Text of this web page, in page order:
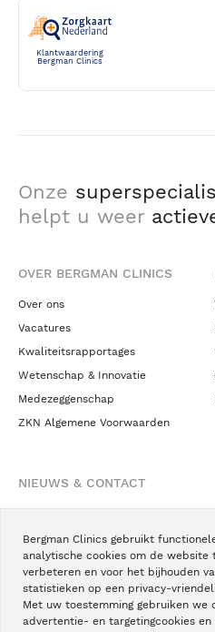
Bergman Clinics gebruikt
analytische cookies om de website
verbeteren en voor het bijhouden
statistieken op een privacy-
Met uw toestemming gebruiken we
advertentie- en targetingcookies
Klantwaardering
Bergman Clinics
Onze
helpt u weer
OVER BERGMAN CLINICS
Over ons
Vacatures
Kwaliteitsrapportages
Wetenschap & Innovatie
Medezeggenschap
ZKN Algemene Voorwaarden
NIEUWS & CONTACT
Blogs
Podcast
Pressroom
Instagram